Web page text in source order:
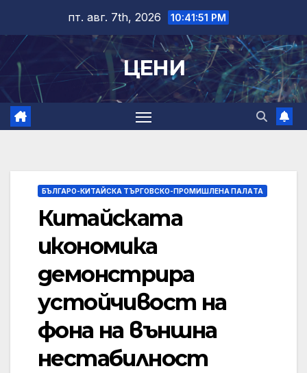
content
пт. авг. 7th, 2026 10:41:52 PM
ЦЕНИ
БЪЛГАРО-КИТАЙСКА ТЪРГОВСКО-ПРОМИШЛЕНА ПАЛAТА
Китайската
икономика
демонстрира
устойчивост на
фона на външна
нестабилност